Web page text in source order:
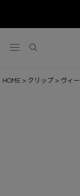
HOME クリップ ヴィ